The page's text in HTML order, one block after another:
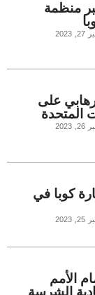
منظمة
على
المتحدة
كوبا في
الأمم